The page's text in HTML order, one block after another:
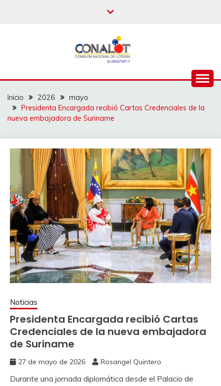
Inicio 2026
mayo
Presidenta Encargada recibió Cartas Credenciales de la
nueva embajadora de Suriname
Noticias
Presidenta Encargada recibió Cartas
Credenciales de la nueva embajadora
de Suriname
27 de mayo de 2026 Rosangel Quintero
Durante una jornada diplomática desde el Palacio de